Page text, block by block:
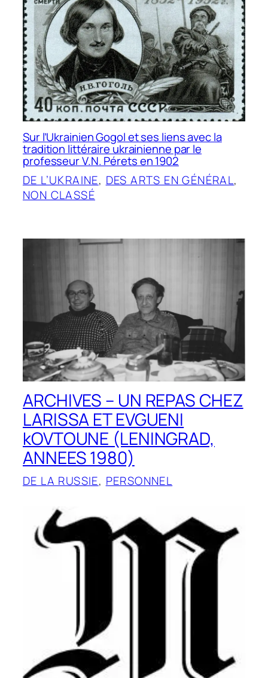
Sur l’Ukrainien Gogol et ses liens avec la
tradition littéraire ukrainienne par le
professeur V.N. Pérets en 1902
DE L’UKRAINE, DES ARTS EN GÉNÉRAL
NON CLASSÉ
ARCHIVES – UN REPAS CHEZ
LARISSA ET EVGUENI
kOVTOUNE (LENINGRAD,
ANNEES 1980)
DE LA RUSSIE, PERSONNEL